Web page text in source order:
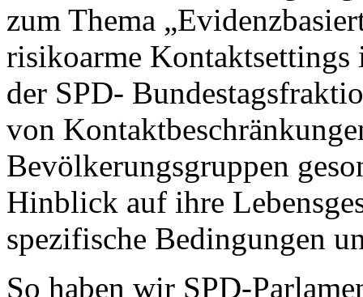
zum Thema
risikoarme
der SPD-
von
Bevölkerungsgruppen
Hinblick auf ihre
spezifische Bedingungen
So haben wir SPD-